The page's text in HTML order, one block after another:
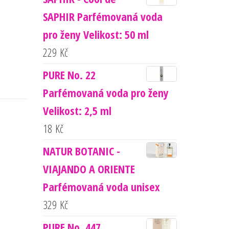
SAPHIR Parfémovaná voda
pro ženy Velikost: 50 ml
229 Kč
PURE No. 22
Parfémovaná voda pro ženy
Velikost: 2,5 ml
18 Kč
NATUR BOTANIC -
VIAJANDO A ORIENTE
Parfémovaná voda unisex
329 Kč